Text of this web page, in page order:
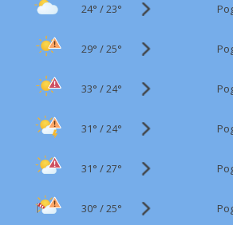
24° /23°
29° /25°
33° /24°
31° /24°
31° /27°
30° /25°